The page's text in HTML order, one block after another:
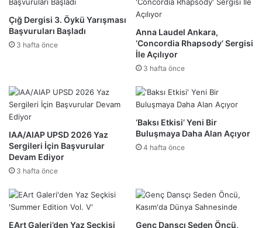
Çığ Dergisi 3. Öykü Yarışması
Başvuruları Başladı
3 hafta önce
Anna Laudel Ankara,
‘Concordia Rhapsody’ Sergisi
İle Açılıyor
3 hafta önce
IAA/AIAP UPSD 2026 Yaz
Sergileri İçin Başvurular
Devam Ediyor
3 hafta önce
‘Baksı Etkisi’ Yeni Bir
Buluşmaya Daha Alan Açıyor
4 hafta önce
EArt Galeri’den Yaz Seçkisi Genç Dansçı Seden Öncü,